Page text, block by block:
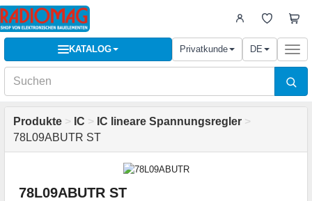
KATALOG Privatkunde DE
Produkte > IC > IC lineare Spannungsregler >
78L09ABUTR ST
78L09ABUTR ST